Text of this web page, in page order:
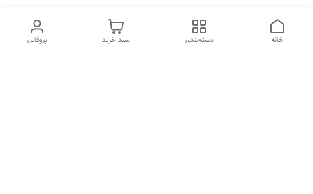
پروفایل سبد خرید دسته‌بندی خانه